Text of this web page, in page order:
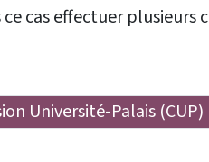
cas effectuer plusieurs
Université-Palais (CUP)